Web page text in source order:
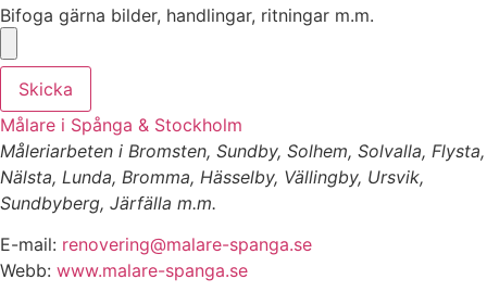
Bifoga gärna bilder, handlingar, ritningar m.m.
Skicka
Målare i Spånga & Stockholm
Måleriarbeten i Bromsten, Sundby, Solhem, Solvalla, Flysta,
Nälsta, Lunda, Bromma, Hässelby, Vällingby, Ursvik,
Sundbyberg, Järfälla m.m.
E-mail: renovering@malare-spanga.se
Webb: www.malare-spanga.se